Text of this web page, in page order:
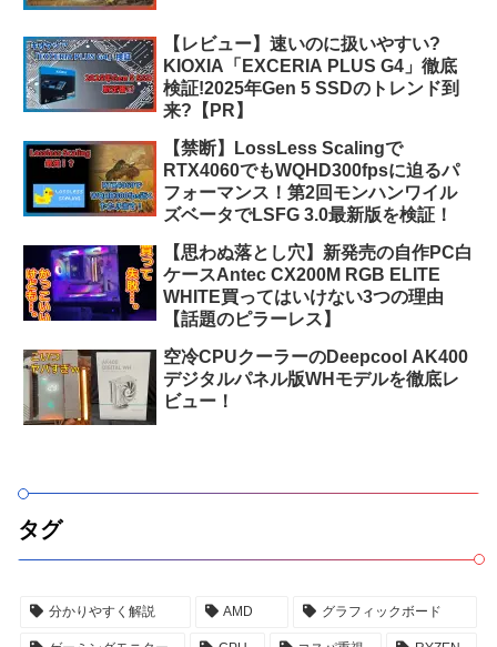
【レビュー】速いのに扱いやすい?
KIOXIA「EXCERIA PLUS G4」徹底
検証!2025年Gen 5 SSDのトレンド到
来?【PR】
【禁断】LossLess Scalingで
RTX4060でもWQHD300fpsに迫るパ
フォーマンス！第2回モンハンワイル
ズベータでLSFG 3.0最新版を検証！
【思わぬ落とし穴】新発売の自作PC白
ケースAntec CX200M RGB ELITE
WHITE買ってはいけない3つの理由
【話題のピラーレス】
空冷CPUクーラーのDeepcool AK400
デジタルパネル版WHモデルを徹底レ
ビュー！
タグ
分かりやすく解説 AMD グラフィックボード